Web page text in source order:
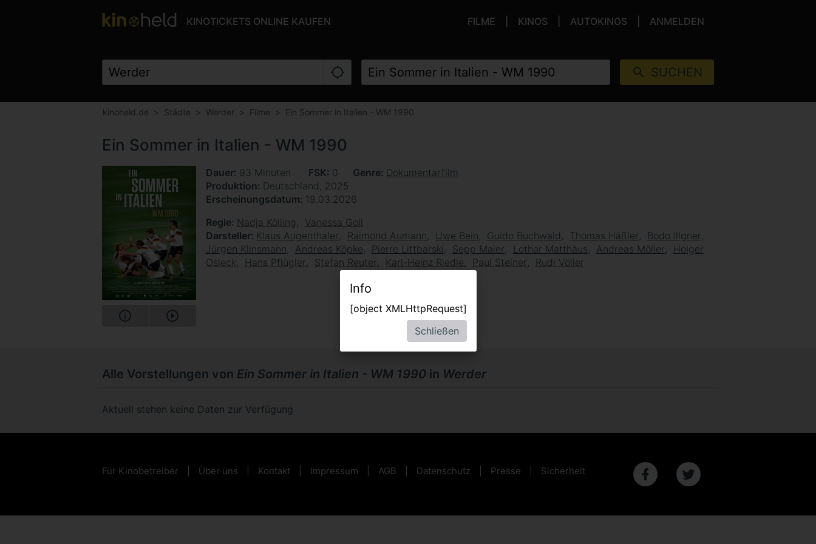
KINOTICKETS ONLINE KAUFEN FILME KINOS AUTOKINOS ANMELDEN
SUCHEN
kinoheld.de Städte Werder Filme Ein Sommer in Italien - WM 1990
Ein Sommer in Italien - WM 1990
Dauer 93 Minuten FSK 0 Genre Dokumentarfilm
Produktion Deutschland, 2025
Erscheinungsdatum 19.03.2026
Regie Nadja Kölling
Vanessa Goll
Darsteller Klaus Augenthaler Raimond Aumann Uwe Bein Guido Buchwald Thomas Häßler
Bodo Illgner
Jürgen Klinsmann
Andreas Köpke Pierre Littbarski Sepp Maier Lothar Matthäus Andreas Möller
Holger
Osieck
Hans Pflügler Stefan Reuter Karl-Heinz Riedle Paul Steiner Rudi Völler
Alle Vorstellungen von Ein Sommer in Italien - WM 1990 in Werder
Aktuell stehen keine Daten zur Verfügung
Für Kinobetreiber Über uns Kontakt Impressum AGB Datenschutz Presse Sicherheit
Info
[object XMLHttpRequest]
Schließen